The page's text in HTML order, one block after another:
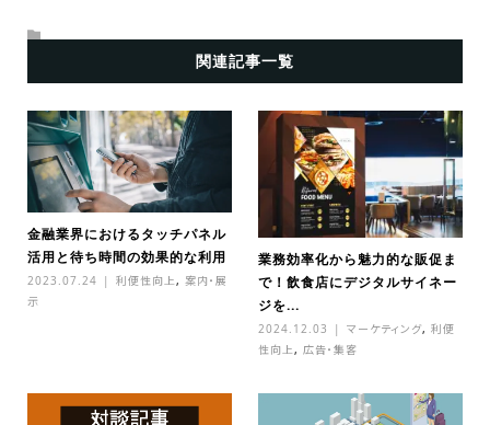
関連記事一覧
金融業界におけるタッチパネル
活用と待ち時間の効果的な利用
2023.07.24 利便性向上, 案内・展
示
業務効率化から魅力的な販促ま
で！飲食店にデジタルサイネー
ジを...
2024.12.03 マーケティング,利便
性向上,広告・集客